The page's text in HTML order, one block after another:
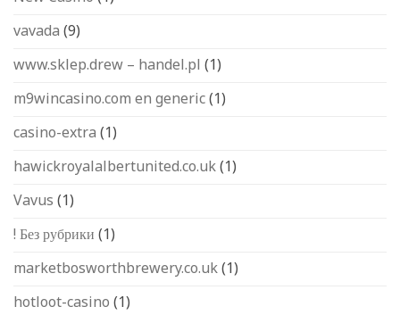
vavada (9)
www.sklep.drew – handel.pl (1)
m9wincasino.com en generic(1)
casino-extra (1)
hawickroyalalbertunited.co.uk(1)
Vavus (1)
! Без рубрики (1)
marketbosworthbrewery.co.uk(1)
hotloot-casino (1)